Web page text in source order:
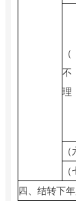
理
四、结转下